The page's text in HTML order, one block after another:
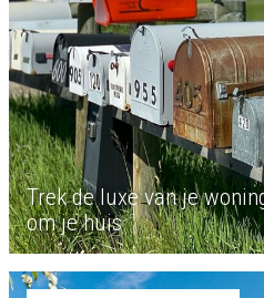
Trek de luxe van je
om je huis